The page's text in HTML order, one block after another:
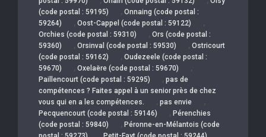
(code postal : 59195)
, Onnaing (code postal :
59264)
, Oost-Cappel (code postal : 59122) ,
Orchies (code postal : 59310) , Ors (code postal :
59360)
, Orsinval (code postal : 59530) , Ostricourt
(code postal : 59162)
, Oudezeele (code postal :
59670)
, Oxelaëre (code postal : 59670) ,
Paillencourt (code postal : 59295) , pas de
compétences ? Faites appel à un senior près de chez
vous qui en a les compétences.
, pas envie ,
Pecquencourt (code postal : 59146) , Pérenchies
(code postal : 59840)
, Péronne-en-Mélantois (code
, ,